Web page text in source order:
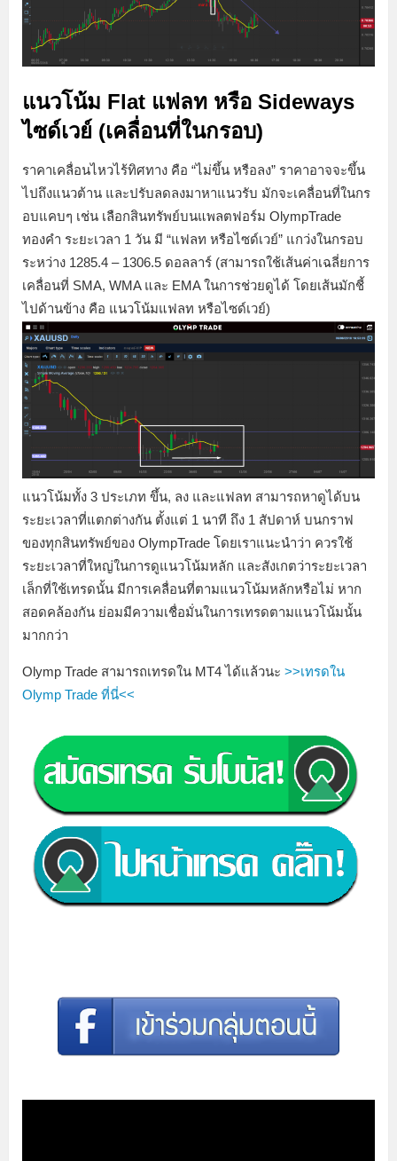
แนวโน้ม Flat แฟลท หรือ Sideways
ไซด์เวย์ (เคลื่อนที่ในกรอบ)
ราคาเคลื่อนไหวไร้ทิศทาง คือ “ไม่ขึ้น หรือลง” ราคาอาจจะขึ้น
ไปถึงแนวต้าน และปรับลดลงมาหาแนวรับ มักจะเคลื่อนที่ในกร
อบแคบๆ เช่น เลือกสินทรัพย์บนแพลตฟอร์ม OlympTrade
ทองคำ ระยะเวลา 1 วัน มี “แฟลท หรือไซด์เวย์” แกว่งในกรอบ
ระหว่าง 1285.4 – 1306.5 ดอลลาร์ (สามารถใช้เส้นค่าเฉลี่ยการ
เคลื่อนที่ SMA, WMA และ EMA ในการช่วยดูได้ โดยเส้นมักชี้
ไปด้านข้าง คือ แนวโน้มแฟลท หรือไซด์เวย์)
แนวโน้มทั้ง 3 ประเภท ขึ้น, ลง และแฟลท สามารถหาดูได้บน
ระยะเวลาที่แตกต่างกัน ตั้งแต่ 1 นาที ถึง 1 สัปดาห์ บนกราฟ
ของทุกสินทรัพย์ของ OlympTrade โดยเราแนะนำว่า ควรใช้
ระยะเวลาที่ใหญ่ในการดูแนวโน้มหลัก และสังเกตว่าระยะเวลา
เล็กที่ใช้เทรดนั้น มีการเคลื่อนที่ตามแนวโน้มหลักหรือไม่ หาก
สอดคล้องกัน ย่อมมีความเชื่อมั่นในการเทรดตามแนวโน้มนั้น
มากกว่า
Olymp Trade สามารถเทรดใน MT4 ได้แล้วนะ >>เทรดใน
Olymp Trade ที่นี่<<